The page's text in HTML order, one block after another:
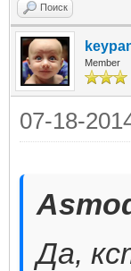
Поиск
Member
07-18-
Да,